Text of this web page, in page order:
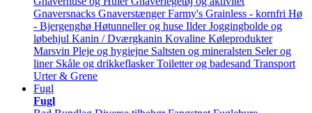
Gnaversnacks Gnaverstænger Farmy's Grainless - kornfri Hø
- Bjergenghø Høtunneller og huse Ilder Joggingbolde og
løbehjul Kanin / Dværgkanin Kovaline Køleprodukter
Marsvin Pleje og hygiejne Saltsten og mineralsten Seler og
liner Skåle og drikkeflasker Toiletter og badesand Transport
Urter & Grene
Fugl
Fugl